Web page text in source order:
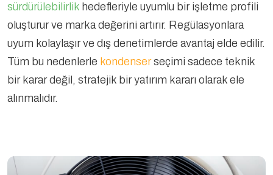
sürdürülebilirlik hedefleriyle uyumlu bir işletme profili
oluşturur ve marka değerini artırır. Regülasyonlara
uyum kolaylaşır ve dış denetimlerde avantaj elde edilir.
Tüm bu nedenlerle kondenserseçimi sadece teknik
bir karar değil, stratejik bir yatırım kararı olarak ele
alınmalıdır.